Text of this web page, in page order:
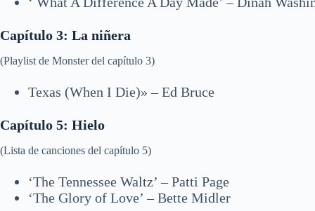
Capítulo 3: La niñera
(Playlist de Monster del capítulo 3)
Texas (When I Die)» – Ed Bruce
Capítulo 5: Hielo
(Lista de canciones del capítulo 5)
‘The Tennessee Waltz’ – Patti Page
‘The Glory of Love’ – Bette Midler